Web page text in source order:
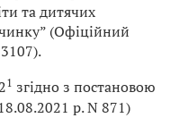
та дитячих
(Офіційний
1 згідно з постановою
р. N 871)